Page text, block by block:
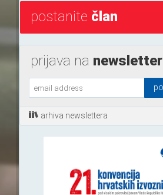
postanite član
prijava na newsletter
arhiva newslettera